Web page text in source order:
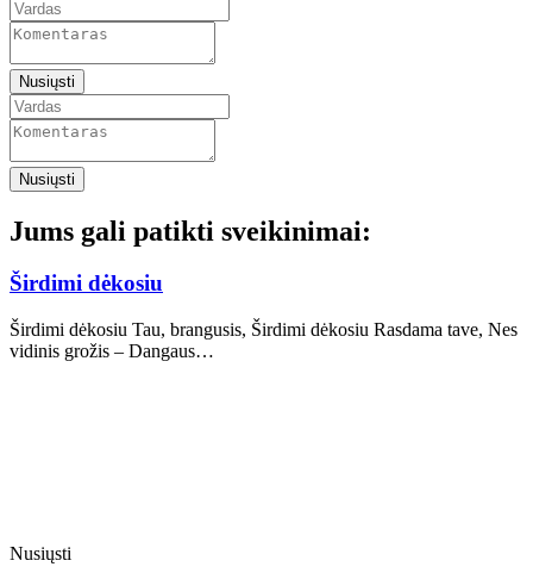
Nusiųsti
Nusiųsti
Jums gali patikti sveikinimai:
Širdimi dėkosiu
Širdimi dėkosiu Tau, brangusis, Širdimi dėkosiu Rasdama tave, Nes
vidinis grožis – Dangaus…
Nusiųsti